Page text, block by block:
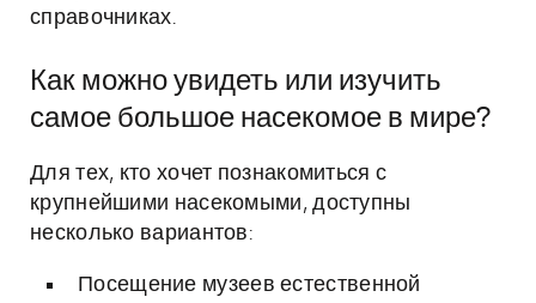
справочниках.
Как можно увидеть или изучить
самое большое насекомое в мире?
Для тех, кто хочет познакомиться с
крупнейшими насекомыми, доступны
несколько вариантов:
Посещение музеев естественной